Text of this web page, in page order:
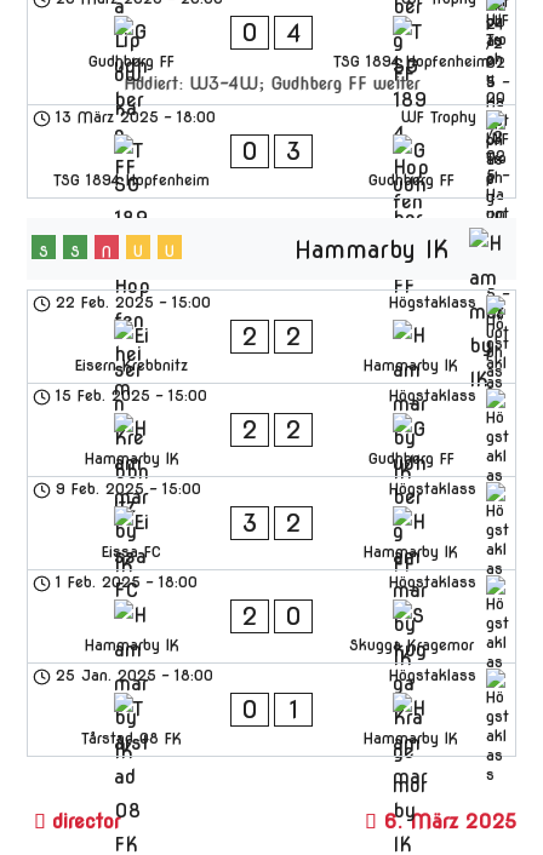
Gudhberg FF
0 4
TSG 1894 Hopfenheim
Addiert: W3-4W; Gudhberg FF weiter
WF Trophy
13 März 2025 - 18:00
TSG 1894 Hopfenheim
0 3
Gudhberg FF
Hammarby IK
S S N U U
Högstaklass
22 Feb. 2025 - 15:00
Eisern Krebbnitz
2 2
Hammarby IK
Högstaklass
15 Feb. 2025 - 15:00
Hammarby IK
2 2
Gudhberg FF
Högstaklass
9 Feb. 2025 - 15:00
Eissa FC
3 2
Hammarby IK
Högstaklass
1 Feb. 2025 - 18:00
Hammarby IK
2 0
Skugga Kragemor
Högstaklass
25 Jan. 2025 - 18:00
Tårstad 08 FK
0 1
Hammarby IK
6. März 2025